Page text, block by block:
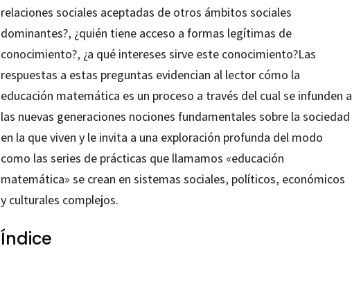
relaciones sociales aceptadas de otros ámbitos sociales
dominantes?, ¿quién tiene acceso a formas legítimas de
conocimiento?, ¿a qué intereses sirve este conocimiento?Las
respuestas a estas preguntas evidencian al lector cómo la
educación matemática es un proceso a través del cual se infunden a
las nuevas generaciones nociones fundamentales sobre la sociedad
en la que viven y le invita a una exploración profunda del modo
como las series de prácticas que llamamos «educación
matemática» se crean en sistemas sociales, políticos, económicos
y culturales complejos.
Índice